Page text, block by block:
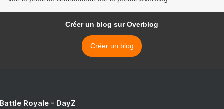
Créer un blog sur Overblog
Créer un blog
Royale - DayZ